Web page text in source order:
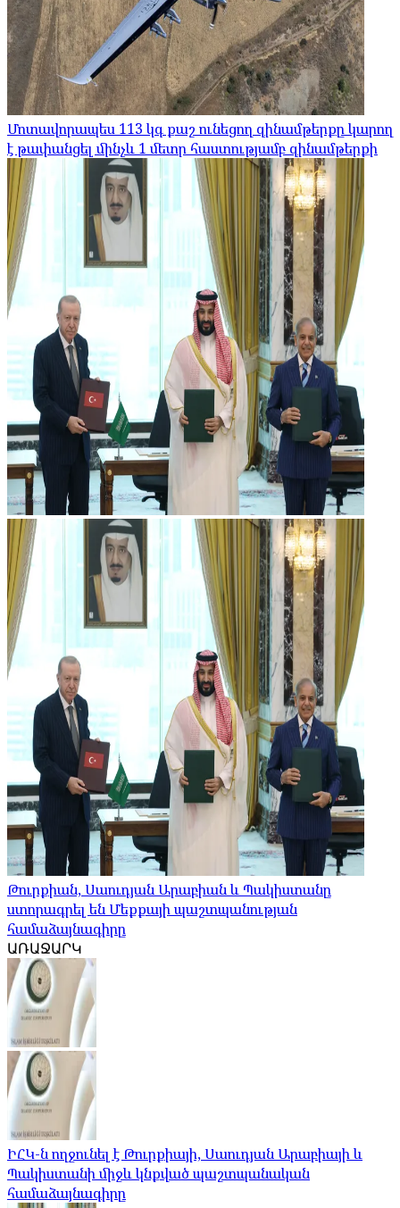
Մոտավորապես 113 կգ քաշ ունեցող զինամթերքը կարող
է թափանցել մինչև 1 մետր հաստությամբ զինամթերքի
Թուրքիան, Սաուդյան Արաբիան և Պակիստանը
ստորագրել են Մեքքայի պաշտպանության
համաձայնագիրը
ԱՌԱՋԱՐԿ
ԻՀԿ-ն ողջունել է Թուրքիայի, Սաուդյան Արաբիայի և
Պակիստանի միջև կնքված պաշտպանական
համաձայնագիրը